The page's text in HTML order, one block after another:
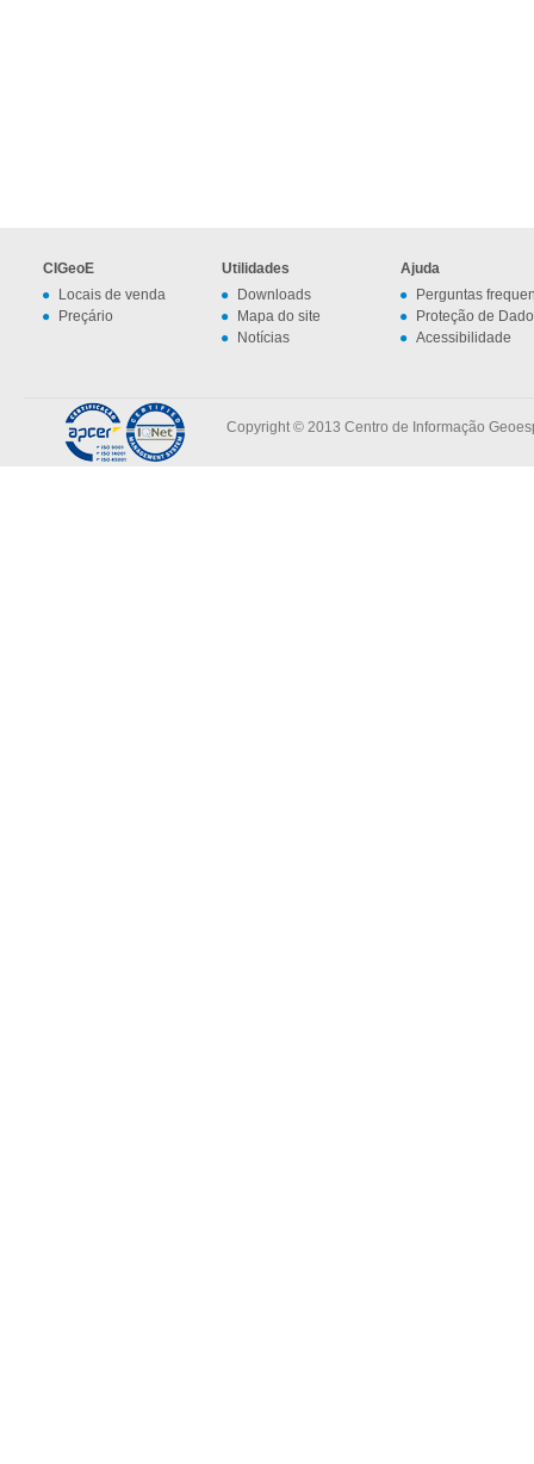
CIGeoE
Locais de venda
Preçário
Utilidades
Downloads
Mapa do site
Notícias
Ajuda
Perguntas
Proteção de
Acessibilidade
Copyright © 2013 Centro de Informação